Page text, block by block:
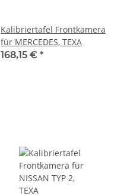
Kalibriertafel Frontkamera
für MERCEDES, TEXA
168,15 € *